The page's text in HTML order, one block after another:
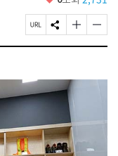
요
페
이
R
L
복
S
N
유
하
기
글
자
크
글
자
작